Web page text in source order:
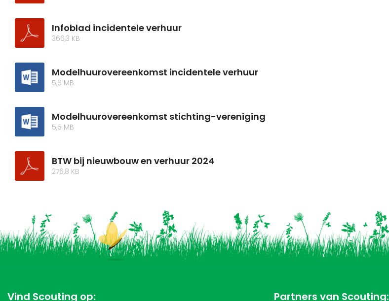
Infoblad incidentele verhuur
366,3 KB
Modelhuurovereenkomst incidentele verhuur
5,6 MB
Modelhuurovereenkomst stichting-vereniging
5,5 MB
BTW bij nieuwbouw en verhuur 2024
276,8 KB
Vind Scouting op: Partners van Scouting: